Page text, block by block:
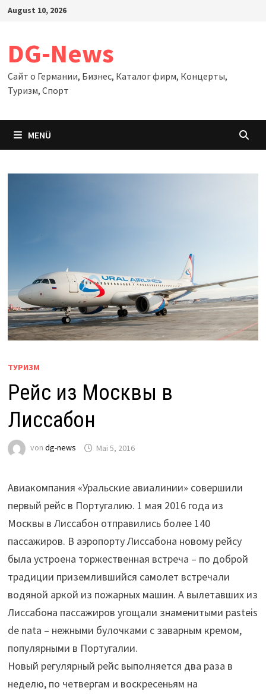
Zum
August 10, 2026
DG-News
Сайт о Германии, Бизнес, Каталог фирм, Концерты,
Туризм, Спорт
MENÜ
ТУРИЗМ
Рейс из Москвы в
Лиссабон
von dg-news Mai 5, 2016
Авиакомпания «Уральские авиалинии» совершили
первый рейс в Португалию. 1 мая 2016 года из
Москвы в Лиссабон отправились более 140
пассажиров. В аэропорту Лиссабона новому рейсу
была устроена торжественная встреча – по доброй
традиции приземлившийся самолет встречали
водяной аркой из пожарных машин. А вылетавших из
Лиссабона пассажиров угощали знаменитыми pasteis
de nata – нежными булочками с заварным кремом,
популярными в Португалии.
Новый регулярный рейс выполняется два раза в
неделю, по четвергам и воскресеньям на